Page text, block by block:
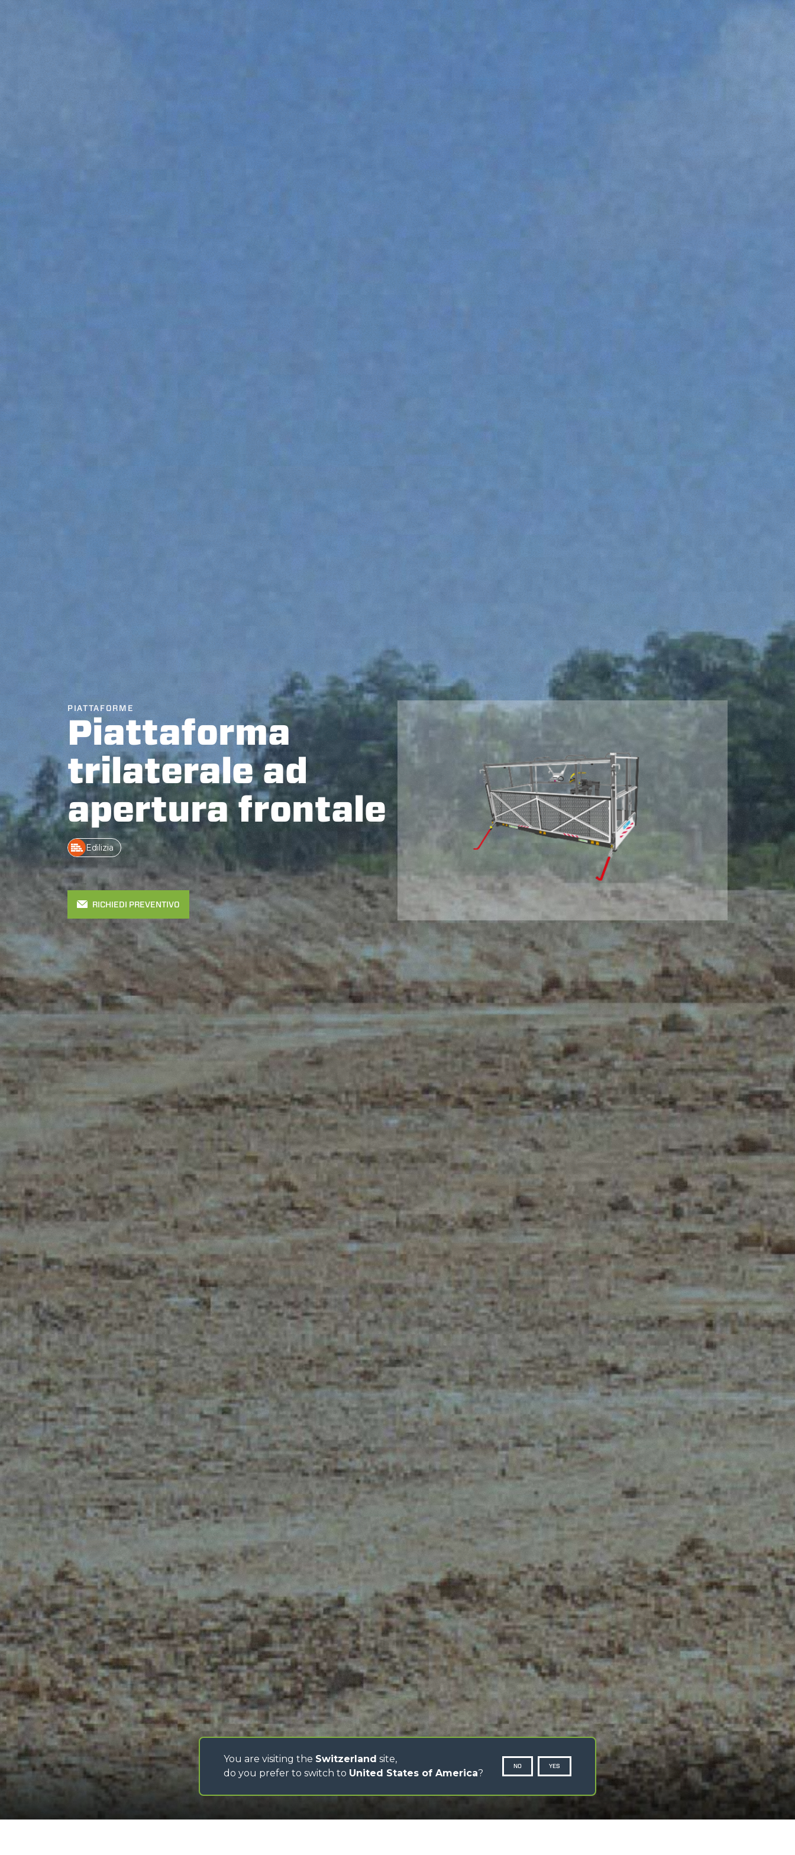
PIATTAFORME
Piattaforma
trilaterale ad
apertura frontale
Edilizia
RICHIEDI PREVENTIVO
SCROLL DOWN
You are visiting the Switzerland site,
do you prefer to switch to United States of America?
NO YES
CONTATTI Via Nazionale, 9 - 12010
S. Defendente di Cervasca
(CN) - Italia
TEL
+39 0171614111
info@merlo.com
MERLO GROUP
MERLO NEL MONDO
LA STORIA DI MERLO
TECNOLOGIE
CERTIFICAZIONI
POLITICA DELLA QUALITÀ
POLITICA DELLA SALUTE,
DELLA SICUREZZA DEL
LAVORO E DELL’AMBIENTE
DEVELOPER
FONDI FESR
PROGETTO VI.P. –
VITICOLTURA DI
PRECISIONE
CONDIZIONI GENERALI
D’ACQUISTO
ISTRUZIONI SPEDIZIONE
MATERIALI
IT - TEAM VIEWER
SAV - TEAM VIEWER
WHISTLEBLOWING
ACCESSIBILITÀ
PRODOTTI
TELESCOPICI ELETTRICI
TELESCOPICI COMPATTI
TELESCOPICI MEDIA
CAPACITÀ
TELESCOPICI ALTA
CAPACITÀ
TELESCOPICI
STABILIZZATI
TELESCOPICI ROTATIVI
TRATTORI TELESCOPICI
CINGO TRANSPORTER
CINGO PORTATTREZZI
CINGO MULTIFUNZIONE
CINGO ELETTRICO
BETONIERE
AUTOCARICANTI
TRATTORI FORESTALI
DUMPER
ATTREZZATURE
FORCHE
BENNE
FORCHE E PINZE
GANCI
PIATTAFORME
SPECIALI
Iscriviti alla newsletter
Loading form...
© 2026
MERLO S.p.A. Industria Metalmeccanica
P. IVA/Codice Fiscale 03078670043 - Iscrizione CCIAA di Cuneo n. REA CN-260677,
PRIVACY POLICY COOKIE POLICY